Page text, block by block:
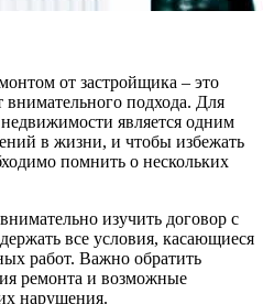
от застройщика – это
подхода. Для
является одним
в жизни, и чтобы избежать
помнить о нескольких
изучить договор с
все условия, касающиеся
работ. Важно обратить
ремонта и возможные
нарушения.